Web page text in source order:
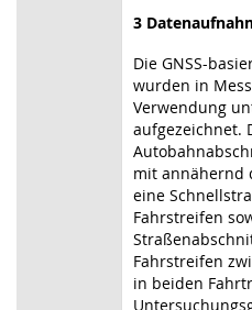
3
Die GNSS-
wurden in
Verwendung
aufgezeichnet.
mit annähernd
eine
Fahrstreifen
Fahrstreifen
in beiden